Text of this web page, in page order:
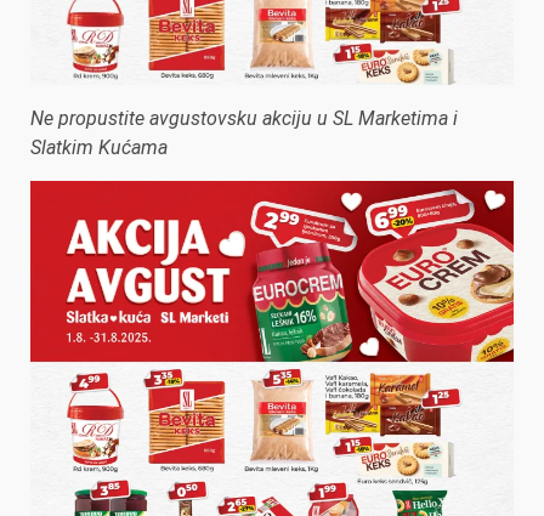
Ne propustite avgustovsku akciju u SL Marketima i
Slatkim Kućama